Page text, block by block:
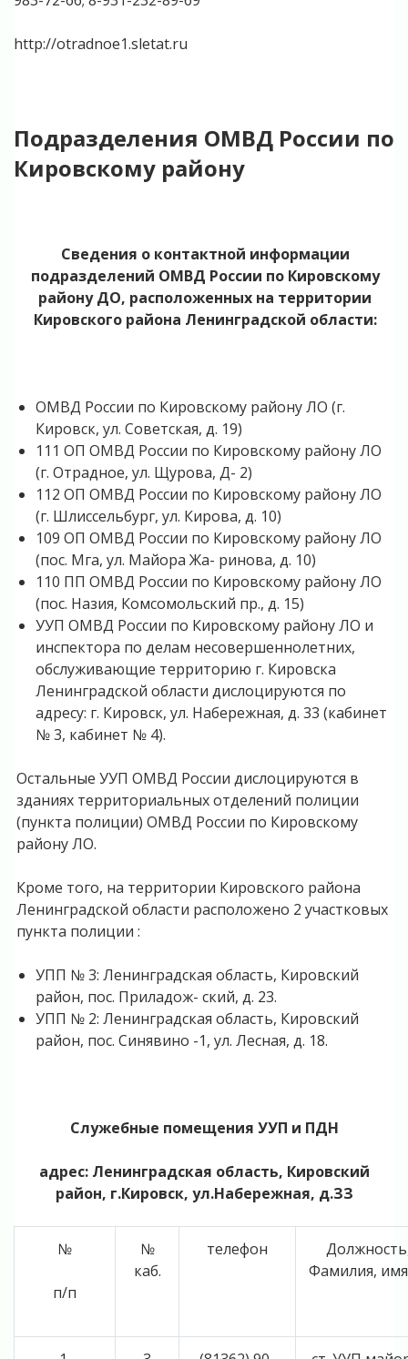
http://otradnoe1.sletat.ru
Подразделения ОМВД России по
Кировскому району
Cведения о контактной информации
подразделений ОМВД России по Кировскому
району ДО, расположенных на тер­ритории
Кировского района Ленинградской области:
ОМВД России по Кировскому району ЛО (г.
Кировск, ул. Советская, д. 19)
111 ОП ОМВД России по Кировскому району ЛО
(г. Отрадное, ул. Щурова, Д- 2)
112 ОП ОМВД России по Кировскому району ЛО
(г. Шлиссельбург, ул. Ки­рова, д. 10)
109 ОП ОМВД России по Кировскому району ЛО
(пос. Мга, ул. Майора Жа- ринова, д. 10)
110 ПП ОМВД России по Кировскому району ЛО
(пос. Назия, Комсомоль­ский пр., д. 15)
УУП ОМВД России по Кировскому району ЛО и
инспектора по делам несовершеннолетних,
обслуживающие территорию г. Кировска
Ленинградской области дислоцируются по
адресу: г. Кировск, ул. Набережная, д. 33 (кабинет
№ 3, кабинет № 4).
Остальные УУП ОМВД России дислоцируются в
зданиях территориаль­ных отделений полиции
(пункта полиции) ОМВД России по Кировскому
райо­ну ЛО.
Кроме того, на территории Кировского района
Ленинградской области расположено 2 участковых
пункта полиции :
УПП № 3: Ленинградская область, Кировский
район, пос. Приладож- ский, д. 23.
УПП № 2: Ленинградская область, Кировский
район, пос. Синявино -1, ул. Лесная, д. 18.
Служебные помещения УУП и ПДН
адрес: Ленинградская область, Кировский
район, г.Кировск, ул.Набережная, д.ЗЗ
№
п/п
№
каб.
телефон
Фамилия,